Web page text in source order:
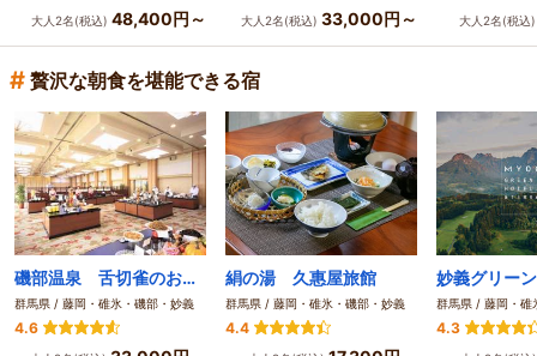
大人2名(税込) 48,400円～ 大人2名(税込) 33,000円～ 大人2名(税込
# 贅沢な朝食を堪能できる宿
磯部温泉 舌切雀のお宿 ホテル磯部ガーデン
群馬県 / 藤岡・碓氷・磯部・妙義
4.6
絹の湯 久惠屋旅館
群馬県 / 藤岡・碓氷・磯部・妙義
4.4
群馬県 / 藤岡・碓
4.3